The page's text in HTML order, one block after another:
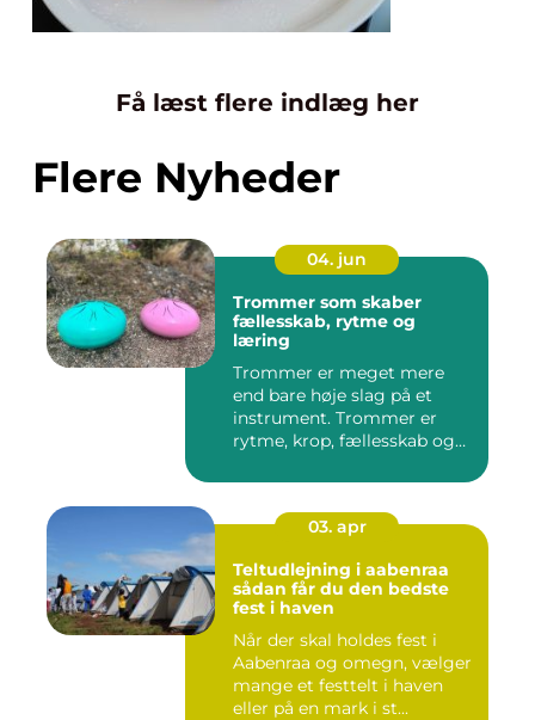
Få læst flere indlæg her
Flere Nyheder
04. jun
Trommer som skaber
fællesskab, rytme og
læring
Trommer er meget mere
end bare høje slag på et
instrument. Trommer er
rytme, krop, fællesskab og
03. apr
Teltudlejning i aabenraa
sådan får du den bedste
fest i haven
Når der skal holdes fest i
Aabenraa og omegn, vælger
mange et festtelt i haven
eller på en mark i st...